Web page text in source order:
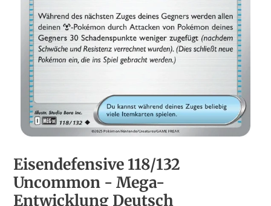
Eisendefensive 118/132
Uncommon - Mega-
Entwicklung Deutsch